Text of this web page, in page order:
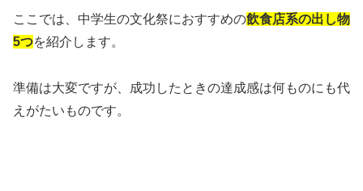
ここでは、中学生の文化祭におすすめの飲食店系の出し物
5つを紹介します。
準備は大変ですが、成功したときの達成感は何ものにも代
えがたいものです。